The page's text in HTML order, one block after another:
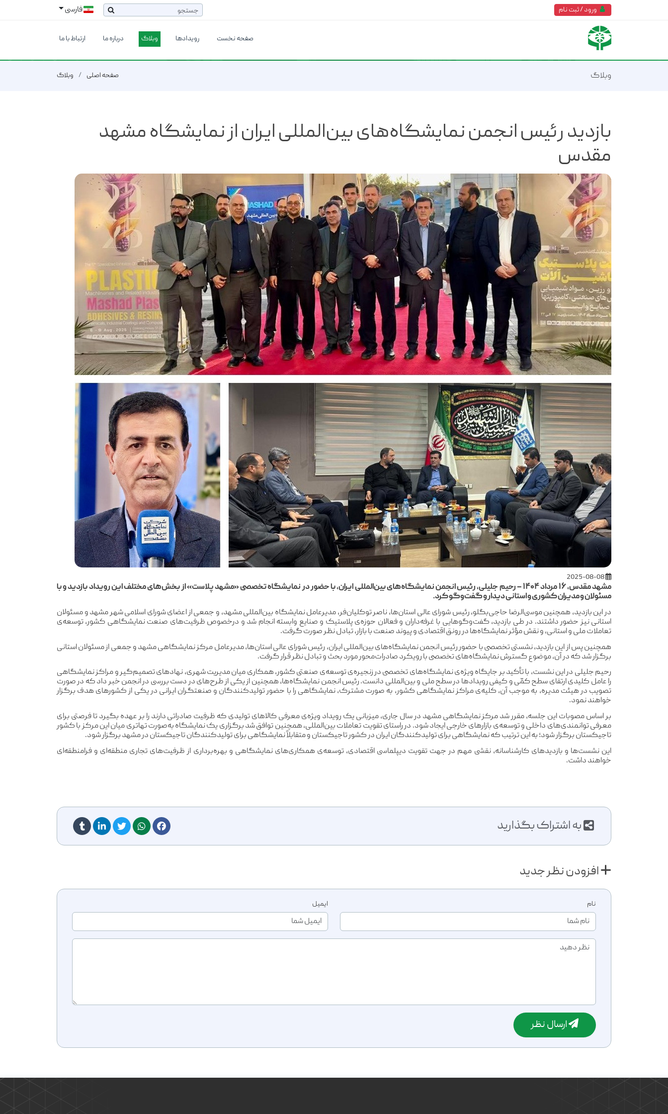
ورود / ثبت نام فارسی
صفحه نخست رویدادها وبلاگ درباره ما ارتباط با ما
وبلاگ صفحه اصلی وبلاگ
بازدید رئیس انجمن نمایشگاه‌های بین‌المللی ایران از نمایشگاه مشهد
مقدس
مشهد مقدس، ۱۶ مرداد ۱۴۰۴ – رحیم جلیلی، رئیس انجمن نمایشگاه‌های بین‌المللی ایران، با حضور در نمایشگاه تخصصی «مشهد پلاست» از بخش‌های مختلف این رویداد بازدید و با
مسئولان و مدیران کشوری و استانی دیدار و گفت‌وگو کرد.
در این بازدید، همچنین موسی‌الرضا حاجی‌بگلو، رئیس شورای عالی استان‌ها، ناصر توکلیان‌فر، مدیرعامل نمایشگاه بین‌المللی مشهد، و جمعی از اعضای شورای اسلامی شهر مشهد و مسئولان
استانی نیز حضور داشتند. در طی بازدید، گفت‌وگوهایی با غرفه‌داران و فعالان حوزه‌ی پلاستیک و صنایع وابسته انجام شد و درخصوص ظرفیت‌های صنعت نمایشگاهی کشور، توسعه‌ی
تعاملات ملی و استانی، و نقش مؤثر نمایشگاه‌ها در رونق اقتصادی و پیوند صنعت با بازار، تبادل نظر صورت گرفت.
همچنین پس از این بازدید، نشستی تخصصی با حضوررئیس انجمن نمایشگاه‌های بین‌المللی ایران، رئیس شورای عالی استان‌ها،‌ مدیرعامل مرکز نمایشگاهی مشهد و جمعی از مسئولان استانی
برگزار شد که در آن، موضوع گسترش نمایشگاه‌های تخصصی با رویکرد صادرات‌محور مورد بحث و تبادل نظر قرار گرفت.
رحیم جلیلی در این نشست، با تأکید بر جایگاه ویژه‌ی نمایشگاه‌های تخصصی در زنجیره‌ی توسعه‌ی صنعتی کشور، همکاری میان مدیریت شهری، نهادهای تصمیم‌گیر و مراکز نمایشگاهی
را عامل کلیدی ارتقای سطح کمّی و کیفی رویدادها در سطح ملی و بین‌المللی دانست. رئیس انجمن نمایشگاه‌ها، همچنین از یکی از طرح‌های در دست بررسی در انجمن خبر داد که در صورت
تصویب در هیئت مدیره، به موجب آن، کلیه‌ی مراکز نمایشگاهی کشور، به صورت مشترک، نمایشگاهی را با حضور تولیدکنندگان و صنعتگران ایرانی در یکی از کشورهای هدف برگزار
خواهند نمود.
بر اساس مصوبات این جلسه، مقرر شد مرکز نمایشگاهی مشهد در سال جاری، میزبانی یک رویداد ویژه‌ی معرفی کالاهای تولیدی که ظرفیت صادراتی دارند را بر عهده بگیرد تا فرصتی برای
معرفی توانمندی‌های داخلی و توسعه‌ی بازارهای خارجی ایجاد شود. در راستای تقویت تعاملات بین‌المللی، همچنین توافق شد برگزاری یک نمایشگاه به‌صورت تهاتری میان این مرکز با کشور
تاجیکستان برگزار شود؛ به این ترتیب که نمایشگاهی برای تولیدکنندگان ایران در کشور تاجیکستان و متقابلاً نمایشگاهی برای تولیدکنندگان تاجیکستان در مشهد برگزار شود.
این نشست‌ها و بازدیدهای کارشناسانه، نقشی مهم در جهت تقویت دیپلماسی اقتصادی، توسعه‌ی همکاری‌های نمایشگاهی و بهره‌برداری از ظرفیت‌های تجاری منطقه‌ای و فرامنطقه‌ای
خواهند داشت.
به اشتراک بگذارید
افزودن نظر جدید
نام ایمیل
ارسال نظر